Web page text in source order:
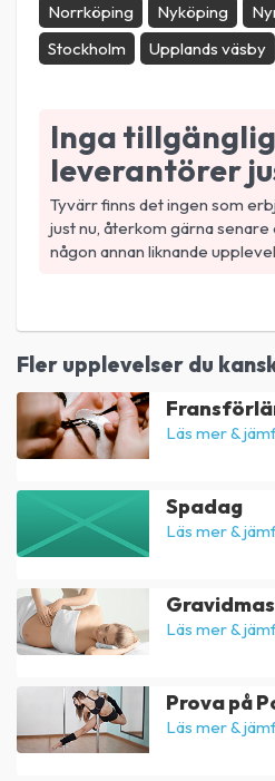
Norrköping
Nyköping
Stockholm
Upplands väsby
Inga
leverantörer
Tyvärr finns det ingen som
just nu, återkom gärna
någon annan liknande
Fler upplevelser du
Läs mer &
Spadag
Läs mer &
Läs mer &
Prova på
Läs mer &